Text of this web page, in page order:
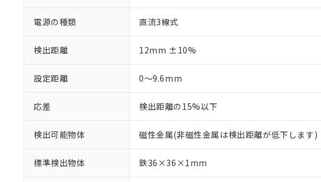
電源の種類 直流3線式
検出距離 12mm ±10%
設定距離 0～9.6mm
応差 検出距離の15%以下
検出可能物体 磁性金属(非磁性金属は検出距離が低下します)
標準検出物体 鉄36×36×1mm